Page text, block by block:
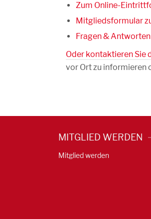
Zum Online-
Mitgliedsformular
Fragen &
Oder kontaktieren Sie
vor Ort zu informieren
MITGLIED WERDEN
Mitglied werden